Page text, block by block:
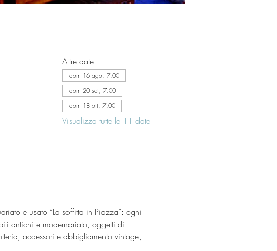
Altre date
dom 16 ago, 7:00
dom 20 set, 7:00
dom 18 ott, 7:00
Visualizza tutte le 11 date
e usato “La soffitta in Piazza”: ogni
antichi e modernariato, oggetti di
accessori e abbigliamento vintage,